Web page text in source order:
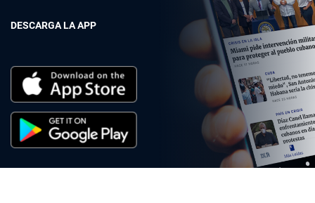
DESCARGA LA APP